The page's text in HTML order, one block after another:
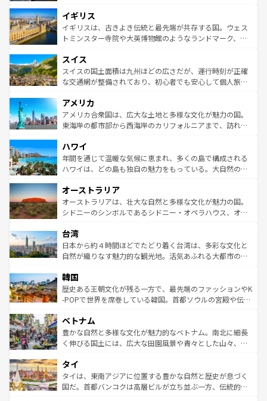
いる。シャンパンの発祥地であるランス、プロヴァンスの
香り高いラベンダー畑など、多彩な楽しみ方が可能だ。さ
らに、パリ以外の地域にも魅力が溢れており、どの街角に
れる地方に足を運ぶとそれぞれで全く異なる文化を体験で
きるだろう。 なお、新着のフランス情報はコンテンツ一覧
を参照してほしい。
顔を持つこの国は、どこを歩いても飽きることがない。ベ
ルリンの文化的活気、バイエルン州のアルプスの絶景、そ
してライン川沿いのワイン畑といった風景は必見。ビール
は、お酒好きな人にはぜひ体験してほしい。 なお、新着の
ドイツ情報はコンテンツ一覧を参照してほしい。
イギリス
イギリスは、古きよき伝統と最先端が共存する国。ウェス
トミンスター寺院や大英博物館のようなランドマーク、歴
リアごとに異なる魅力がある。また、優雅なアフタヌーン
ティー、ビール好きにはたまらない英国パブ、サッカー観
戦など、本場だからこそできる体験も豊富。イギリスを旅
ンツ一覧を参照してほしい。
スイス
スイスの国土面積は九州ほどの広さだが、運行時刻が正確
な交通網が整備されており、初心者でも安心して個人旅行
の建物がそのまま残る町や、スイスならではのユニークな
博物館もあり、アルプス観光だけでなく町歩きも満喫する
ことができる。国民の所得が高いため物価も高いが、旅行
ば市内交通費無料で観光を楽しむこともできる。 なお、新
着のスイス情報はコンテンツ一覧 を参照してほしい。
アメリカ
アメリカ合衆国は、広大な土地と多様な文化が魅力の国。
東海岸の都市部から西海岸のカリフォルニアまで、訪れる
のような巨大都市は、観光、ショッピング、エンターテイ
ンメントが詰まった刺激的なスポットだ。一方、アメリカ
西部には大自然が広がり、グランドキャニオンやイエロー
部のニューオーリンズでは、音楽と美食が融合した独特の
文化が魅力。旅行者はアメリカの各地域で異なる魅力を楽
しみながら、その多様性と豊かな歴史を感じることができ
ならではの贅沢な旅のスタイルだ。 なお、新着のアメリカ
情報はコンテンツ一覧を参照してほしい。
ハワイ
年間を通じて温暖な気候に恵まれ、多くの島で構成される
ハワイは、どの島も独自の魅力をもっている。大自然の神
ワイ島は見逃せない。また、定番の観光地といえばオアフ
島だが、静かな自然を求めるならマウイ島やカウアイ島が
おすすめ。エメラルドグリーンに輝く海をはじめ、豊かな
れるおもてなしの心で訪れる人々を迎えてくれるハワイの
人々、おいしいローカルフードやハワイアンミュージッ
ク、伝統的なフラダンスなど、すべてがハワイの魅力を彩
ワイを、存分に味わってほしい。 なお、新着のハワイ情報
はコンテンツ一覧を参照してほしい。
オーストラリア
オーストラリアは、壮大な自然と多様な文化が魅力の国。
シドニーのシンボルであるシドニー・オペラハウス、オー
リアリーフや大陸中央部にそびえるウルル（エアーズロッ
ク）、タスマニアの美しい原生林やケアンズの熱帯雨林な
ど、見どころがたくさん。また、カフェやワイン、オージ
いる。アクティビティも充実しており、サーフィンやダイ
ビング、ハイキングなど、アウトドア好きにはたまらな
い。オーストラリアの多彩な魅力を存分に味わいつくそ
参照してほしい。
台湾
日本から約４時間ほどでたどり着く台湾は、多彩な文化と
自然が織りなす魅力的な観光地。活気あふれる大都市の台
ン）、静ひつな山岳地帯である台湾東部など、都市の喧騒
と山間の静けさが共存しており、訪れる人に新しい発見と
驚きをもたらしてくれる。また、奥深い台湾の食文化も魅
容にもいいと評判のスイーツなど、バラエティ豊かな料理
が味わえる。 なお、新着の台湾情報は コンテンツ一覧を参
照してほしい。
韓国
歴史ある王朝文化が残る一方で、最先端のファッションやK
-POPで世界を席巻している韓国。首都ソウルの宮殿や伝統
き、地方に足を延ばせば四季折々の自然美を楽しむことが
できる。そして、キムチや焼肉、絶品のストリートフード
まで、さまざまな韓国料理が待っている。夜には、韓国な
リティに包まれながら、韓国の多彩な魅力を心ゆくまで味
わってみてほしい。 なお、新着の韓国情報はコンテンツ一
覧を参照してほしい。
ベトナム
豊かな自然と多様な文化が魅力的なベトナム。南北に細長
く伸びる国土には、広大な田園風景や青々とした山々、世
急速な発展と共に伝統が息づく。ハノイの古い町並みやホ
ーチミン市のフランス統治時代の建物も、独特の雰囲気を
醸し出している。また、バラエティの豊かさとおいしさで
タイ
タイは、東南アジアに位置する豊かな自然と歴史が息づく
国だ。首都バンコクは高層ビルが立ち並ぶ一方、伝統的な